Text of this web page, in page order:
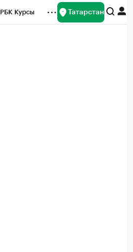
РБК Курсы Татарстан